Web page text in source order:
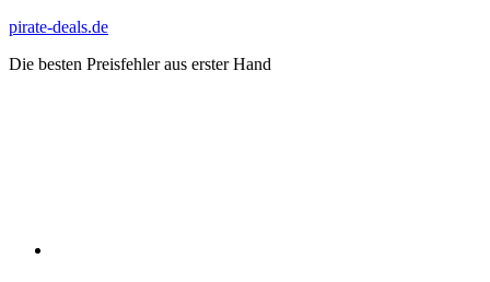
Zum
springen
pirate-deals.de
Die besten Preisfehler aus erster Hand